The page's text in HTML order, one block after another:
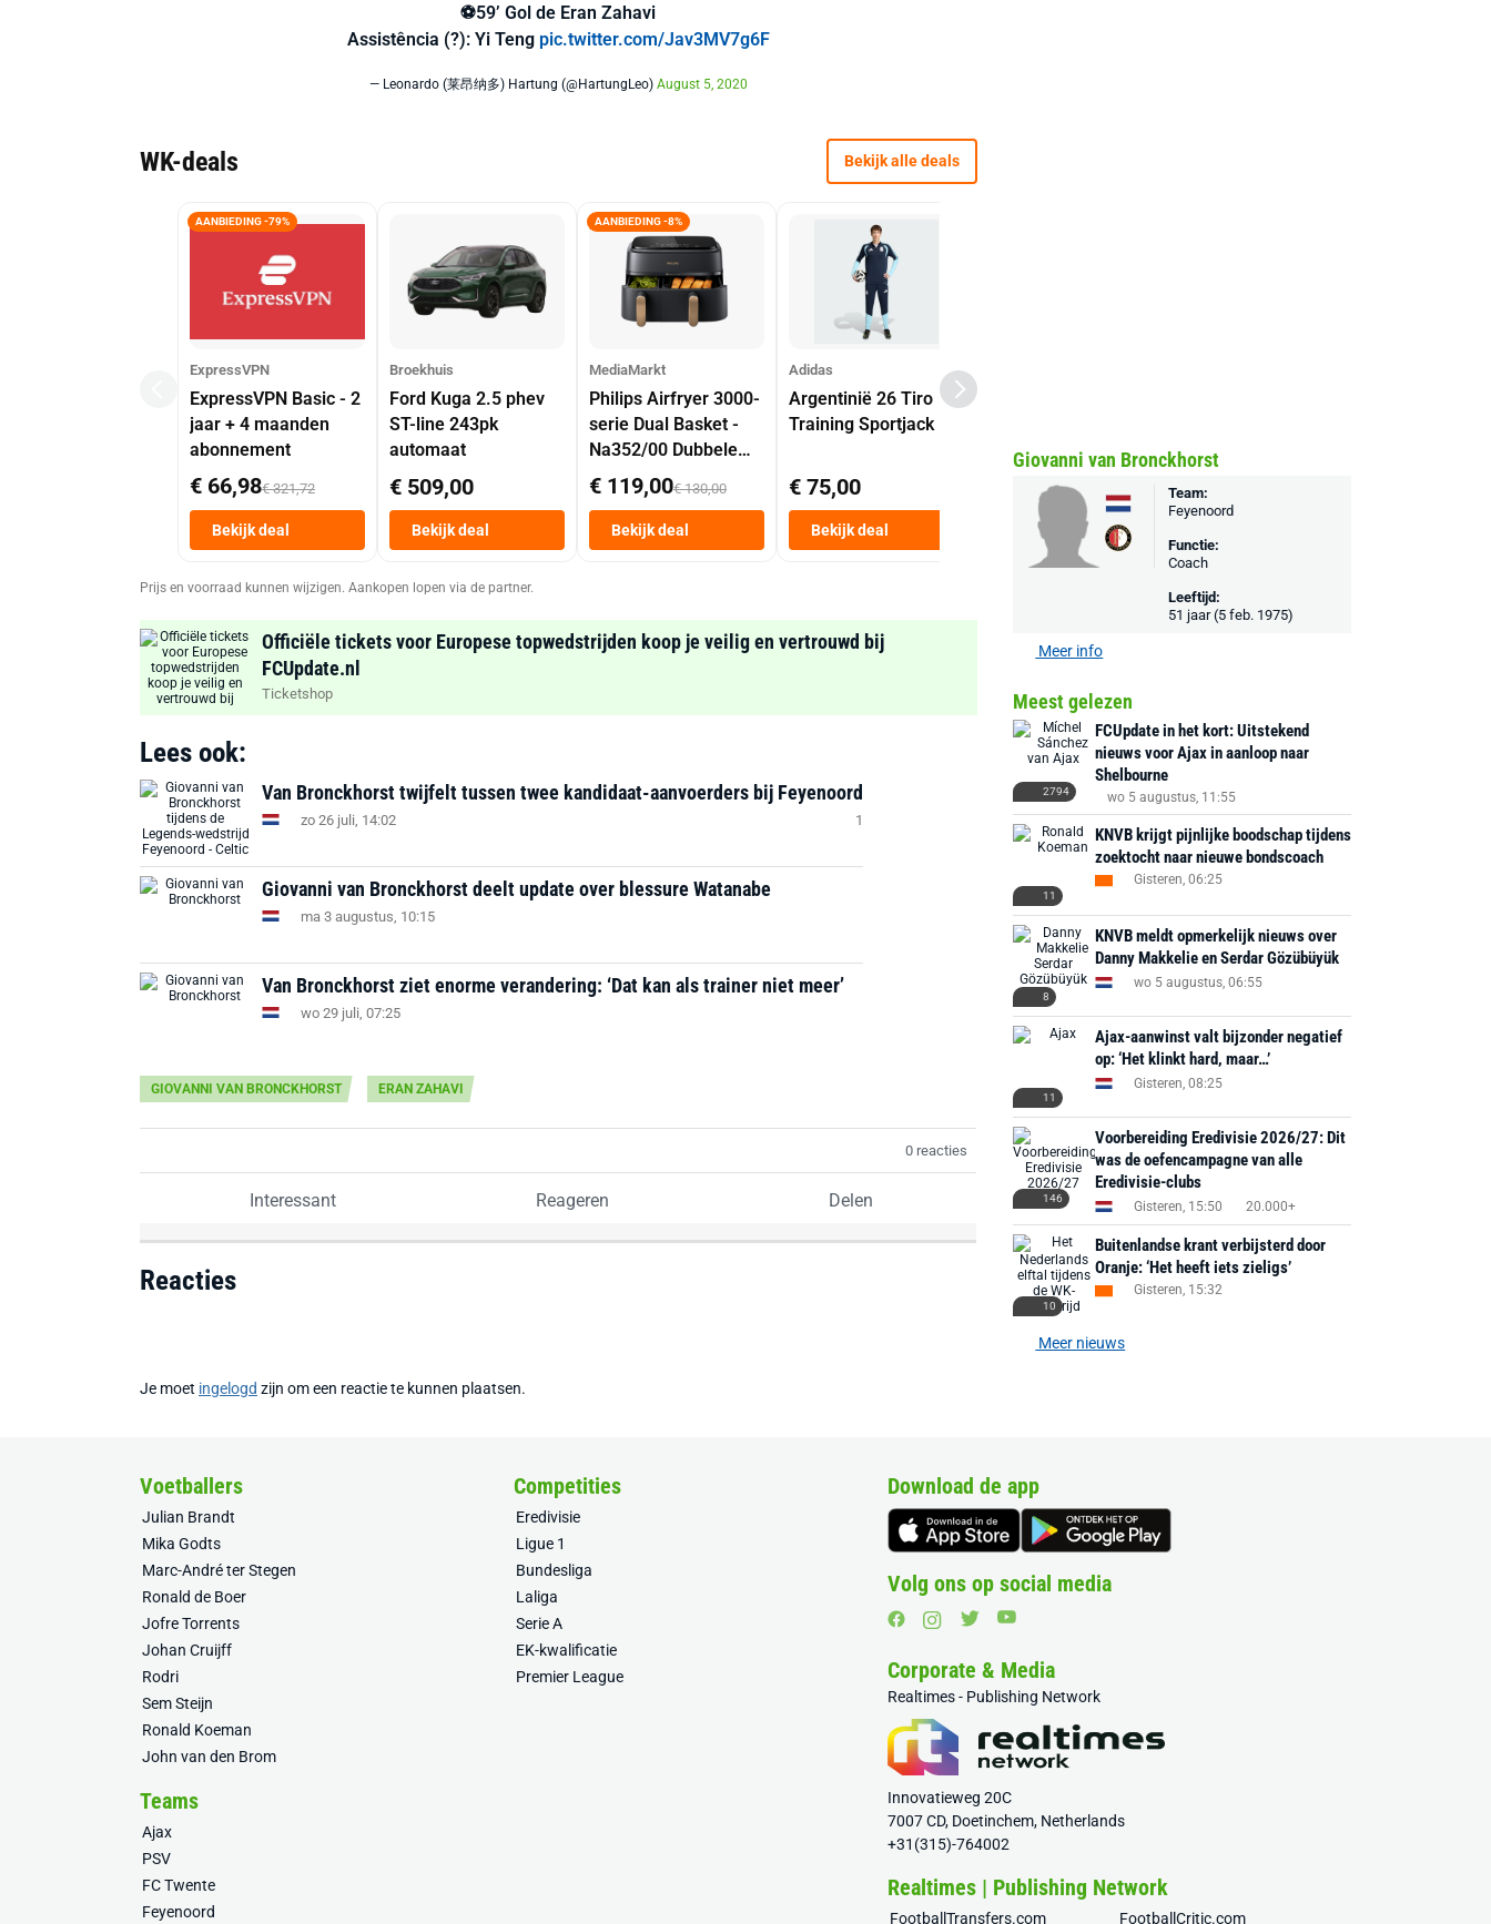
⚽️59’ Gol de Eran Zahavi
Assistência (?): Yi Teng pic.twitter.com/Jav3MV7g6F
— Leonardo (莱昂纳多) Hartung (@HartungLeo) August 5, 2020
WK-deals Bekijk alle deals
AANBIEDING -79%
ExpressVPN
ExpressVPN Basic - 2
jaar + 4 maanden
abonnement
€ 66,98€ 321,72
Bekijk deal
Broekhuis
Ford Kuga 2.5 phev
ST-line 243pk
automaat
€ 509,00
Bekijk deal
AANBIEDING -8%
MediaMarkt
Philips Airfryer 3000-
serie Dual Basket -
Na352/00 Dubbele
Mand 9 L Tot 6
Personen
Heteluchtfriteuse
Zwart
€ 119,00€ 130,00
Bekijk deal
Adidas
Argentinië 26 Tiro
Training Sportjack
€ 75,00
Bekijk deal
€ 29,99
Bekijk deal
€ 78,00
Prijs en voorraad kunnen wijzigen. Aankopen lopen via de partner.
Officiële tickets voor Europese topwedstrijden koop je veilig en vertrouwd bij
FCUpdate.nl
Ticketshop
Lees ook:
Van Bronckhorst twijfelt tussen twee kandidaat-aanvoerders bij Feyenoord
zo 26 juli, 14:02 1
Giovanni van Bronckhorst deelt update over blessure Watanabe
ma 3 augustus, 10:15
Van Bronckhorst ziet enorme verandering: ‘Dat kan als trainer niet meer’
wo 29 juli, 07:25
GIOVANNI VAN BRONCKHORST ERAN ZAHAVI
0 reacties
Interessant Reageren Delen
Reacties
Je moet ingelogd zijn om een reactie te kunnen plaatsen.
Giovanni van Bronckhorst
Team:
Feyenoord
Functie:
Coach
Leeftijd:
51 jaar (5 feb. 1975)
Meer info
Meest gelezen
2794
FCUpdate in het kort: Uitstekend
nieuws voor Ajax in aanloop naar
Shelbourne
wo 5 augustus, 11:55
11
KNVB krijgt pijnlijke boodschap tijdens
zoektocht naar nieuwe bondscoach
Gisteren, 06:25
8
KNVB meldt opmerkelijk nieuws over
Danny Makkelie en Serdar Gözübüyük
wo 5 augustus, 06:55
11
Ajax-aanwinst valt bijzonder negatief
op: ‘Het klinkt hard, maar…’
Gisteren, 08:25
146
Voorbereiding Eredivisie 2026/27: Dit
was de oefencampagne van alle
Eredivisie-clubs
Gisteren, 15:50 20.000+
10
Buitenlandse krant verbijsterd door
Oranje: ‘Het heeft iets zieligs’
Gisteren, 15:32
Meer nieuws
Voetballers
Julian Brandt
Mika Godts
Marc-André ter Stegen
Ronald de Boer
Jofre Torrents
Johan Cruijff
Rodri
Sem Steijn
Ronald Koeman
John van den Brom
Competities
Eredivisie
Ligue 1
Bundesliga
Laliga
Serie A
EK-kwalificatie
Premier League
Teams
Ajax
PSV
FC Twente
Feyenoord
Download de app
Volg ons op social media
Corporate & Media
Realtimes - Publishing Network
Innovatieweg 20C
7007 CD, Doetinchem, Netherlands
+31(315)-764002
Realtimes | Publishing Network
FootballTransfers.com FootballCritic.com